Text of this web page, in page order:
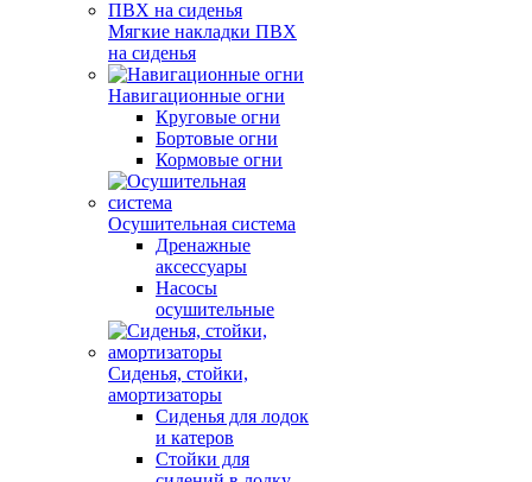
Мягкие накладки ПВХ
на сиденья
Навигационные огни
Круговые огни
Бортовые огни
Кормовые огни
Осушительная система
Дренажные
аксессуары
Насосы
осушительные
Сиденья, стойки,
амортизаторы
Сиденья для лодок
и катеров
Стойки для